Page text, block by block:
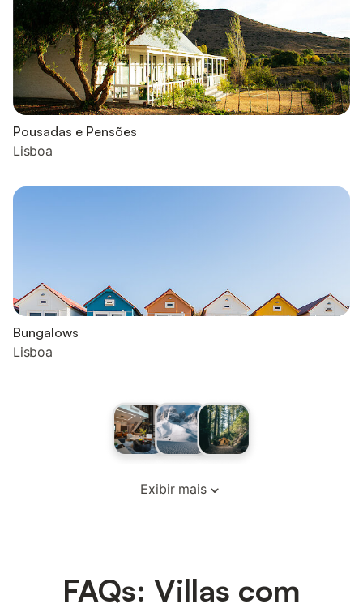
Pousadas e Pensões
Lisboa
Bungalows
Lisboa
Exibir mais
FAQs: Villas com